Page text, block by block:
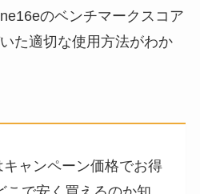
のベンチマークスコア
た適切な使用方法がわか
ャンペーン価格でお得